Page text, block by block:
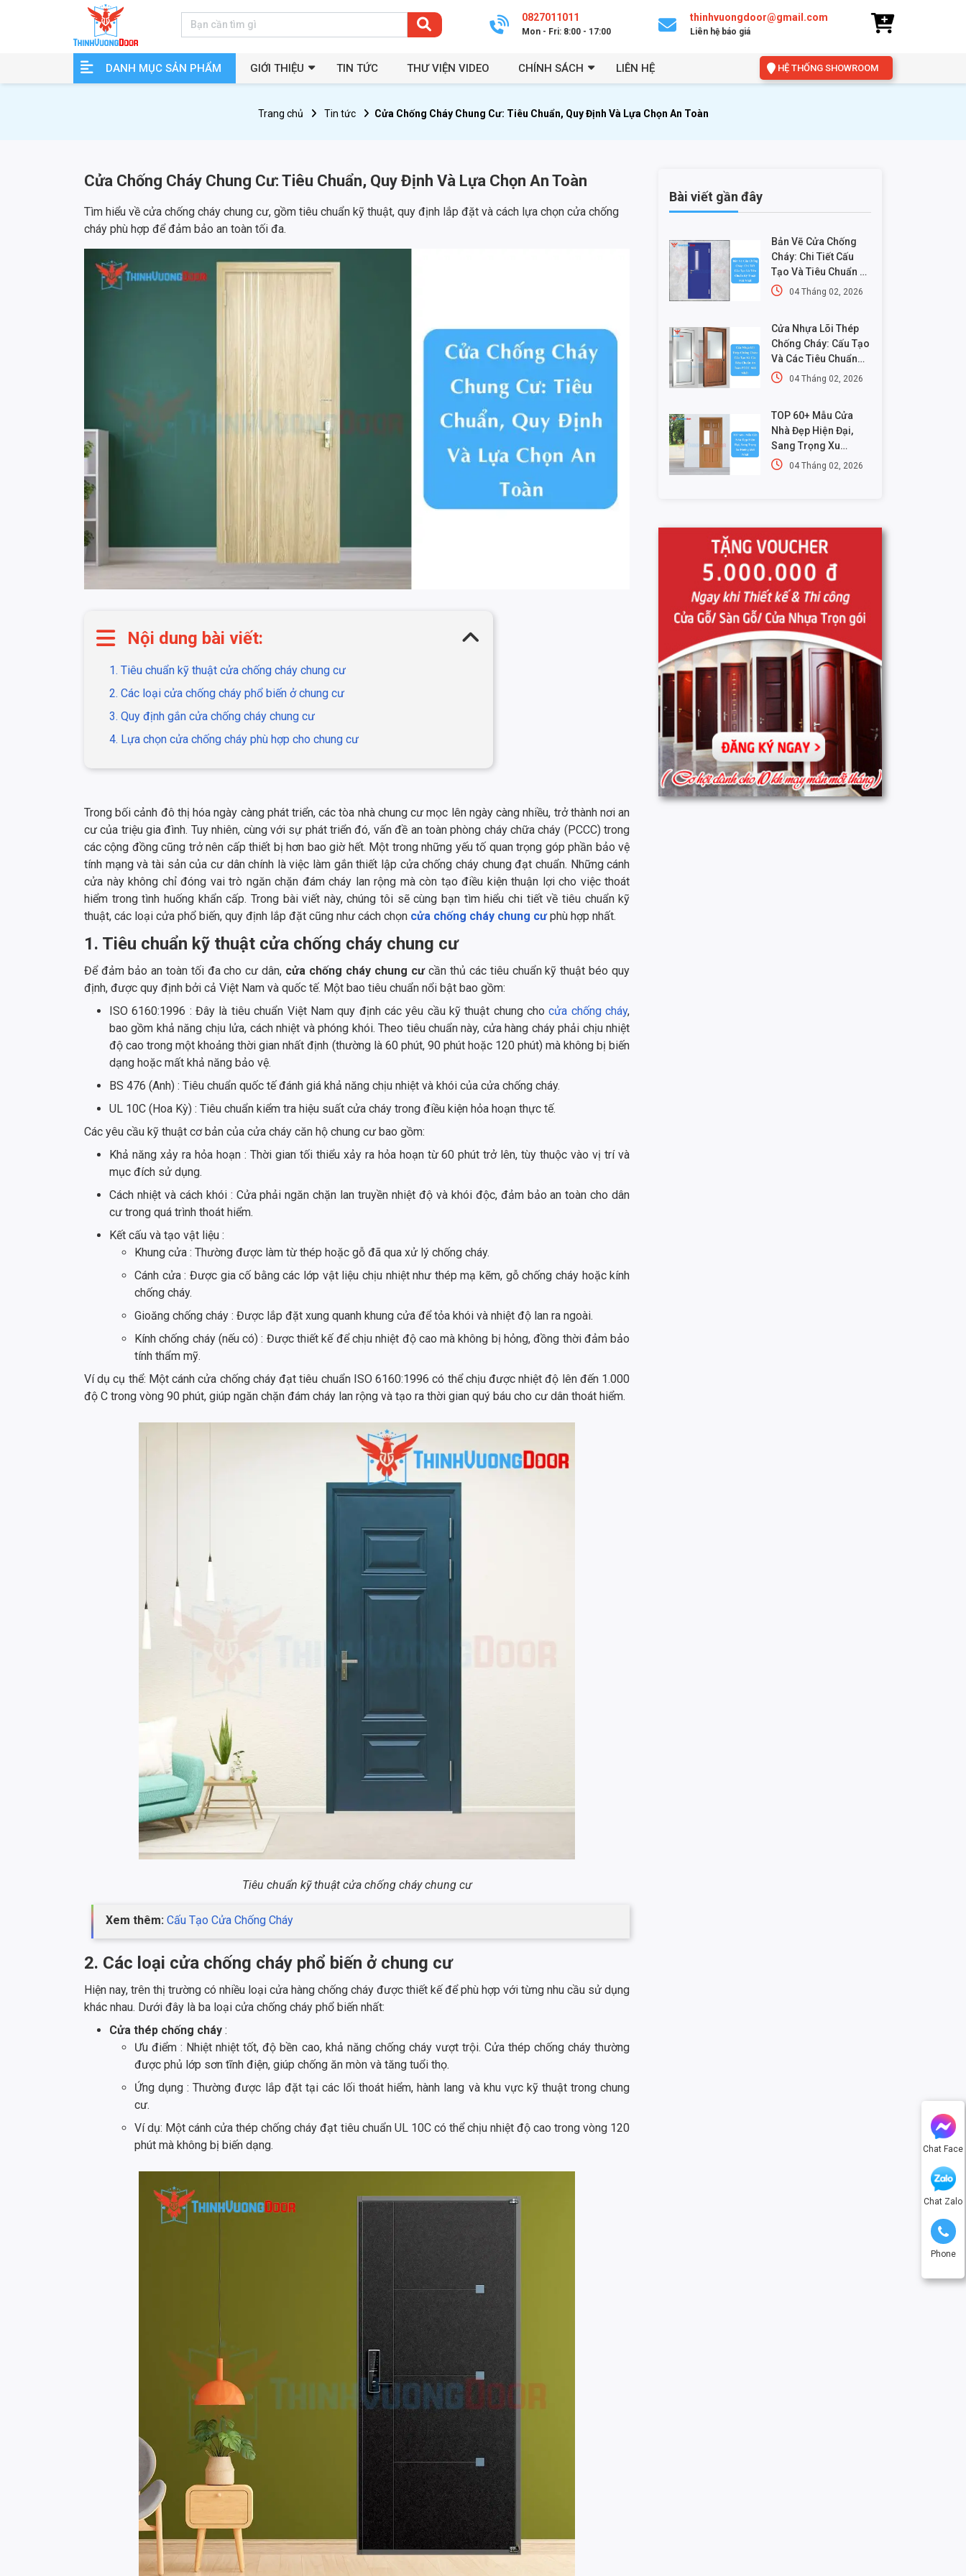
0827011011
Mon - Fri: 8:00 - 17:00
thinhvuongdoor@gmail.com
Liên hệ báo giá
DANH MỤC SẢN PHẨM GIỚI THIỆU TIN TỨC THƯ VIỆN VIDEO CHÍNH SÁCH LIÊN HỆ HỆ THỐNG SHOWROOM
Chat Face
Chat Zalo
Phone
Trang chủ Tin tức Cửa Chống Cháy Chung Cư: Tiêu Chuẩn, Quy Định Và Lựa Chọn An Toàn
Cửa Chống Cháy Chung Cư: Tiêu Chuẩn, Quy Định Và Lựa Chọn An Toàn
Tìm hiểu về cửa chống cháy chung cư, gồm tiêu chuẩn kỹ thuật, quy định lắp đặt và cách lựa chọn cửa chống
cháy phù hợp để đảm bảo an toàn tối đa.
Nội dung bài viết:
1. Tiêu chuẩn kỹ thuật cửa chống cháy chung cư
2. Các loại cửa chống cháy phổ biến ở chung cư
3. Quy định gắn cửa chống cháy chung cư
4. Lựa chọn cửa chống cháy phù hợp cho chung cư
Trong bối cảnh đô thị hóa ngày càng phát triển, các tòa nhà chung cư mọc lên ngày càng nhiều, trở thành nơi an
cư của triệu gia đình. Tuy nhiên, cùng với sự phát triển đó, vấn đề an toàn phòng cháy chữa cháy (PCCC) trong
các cộng đồng cũng trở nên cấp thiết bị hơn bao giờ hết. Một trong những yếu tố quan trọng góp phần bảo vệ
tính mạng và tài sản của cư dân chính là việc làm gắn thiết lập cửa chống cháy chung đạt chuẩn. Những cánh
cửa này không chỉ đóng vai trò ngăn chặn đám cháy lan rộng mà còn tạo điều kiện thuận lợi cho việc thoát
hiểm trong tình huống khẩn cấp. Trong bài viết này, chúng tôi sẽ cùng bạn tìm hiểu chi tiết về tiêu chuẩn kỹ
thuật, các loại cửa phổ biến, quy định lắp đặt cũng như cách chọn cửa chống cháy chung cưphù hợp nhất.
1. Tiêu chuẩn kỹ thuật cửa chống cháy chung cư
Để đảm bảo an toàn tối đa cho cư dân, cửa chống cháy chung cư cần thủ các tiêu chuẩn kỹ thuật béo quy
định, được quy định bởi cả Việt Nam và quốc tế. Một bao tiêu chuẩn nổi bật bao gồm:
ISO 6160:1996 : Đây là tiêu chuẩn Việt Nam quy định các yêu cầu kỹ thuật chung chocửa chống cháy,
bao gồm khả năng chịu lửa, cách nhiệt và phóng khói. Theo tiêu chuẩn này, cửa hàng cháy phải chịu nhiệt
độ cao trong một khoảng thời gian nhất định (thường là 60 phút, 90 phút hoặc 120 phút) mà không bị biến
dạng hoặc mất khả năng bảo vệ.
BS 476 (Anh) : Tiêu chuẩn quốc tế đánh giá khả năng chịu nhiệt và khói của cửa chống cháy.
UL 10C (Hoa Kỳ) : Tiêu chuẩn kiểm tra hiệu suất cửa cháy trong điều kiện hỏa hoạn thực tế.
Các yêu cầu kỹ thuật cơ bản của cửa cháy căn hộ chung cư bao gồm:
Khả năng xảy ra hỏa hoạn : Thời gian tối thiểu xảy ra hỏa hoạn từ 60 phút trở lên, tùy thuộc vào vị trí và
mục đích sử dụng.
Cách nhiệt và cách khói : Cửa phải ngăn chặn lan truyền nhiệt độ và khói độc, đảm bảo an toàn cho dân
cư trong quá trình thoát hiểm.
Kết cấu và tạo vật liệu :
Khung cửa : Thường được làm từ thép hoặc gỗ đã qua xử lý chống cháy.
Cánh cửa : Được gia cố bằng các lớp vật liệu chịu nhiệt như thép mạ kẽm, gỗ chống cháy hoặc kính
chống cháy.
Gioăng chống cháy : Được lắp đặt xung quanh khung cửa để tỏa khói và nhiệt độ lan ra ngoài.
Kính chống cháy (nếu có) : Được thiết kế để chịu nhiệt độ cao mà không bị hỏng, đồng thời đảm bảo
tính thẩm mỹ.
Ví dụ cụ thể: Một cánh cửa chống cháy đạt tiêu chuẩn ISO 6160:1996 có thể chịu được nhiệt độ lên đến 1.000
độ C trong vòng 90 phút, giúp ngăn chặn đám cháy lan rộng và tạo ra thời gian quý báu cho cư dân thoát hiểm.
Tiêu chuẩn kỹ thuật cửa chống cháy chung cư
Xem thêm: Cấu Tạo Cửa Chống Cháy
2. Các loại cửa chống cháy phổ biến ở chung cư
Hiện nay, trên thị trường có nhiều loại cửa hàng chống cháy được thiết kế để phù hợp với từng nhu cầu sử dụng
khác nhau. Dưới đây là ba loại cửa chống cháy phổ biến nhất:
Cửa thép chống cháy :
Ưu điểm : Nhiệt nhiệt tốt, độ bền cao, khả năng chống cháy vượt trội. Cửa thép chống cháy thường
được phủ lớp sơn tĩnh điện, giúp chống ăn mòn và tăng tuổi thọ.
Ứng dụng : Thường được lắp đặt tại các lối thoát hiểm, hành lang và khu vực kỹ thuật trong chung
cư.
Ví dụ: Một cánh cửa thép chống cháy đạt tiêu chuẩn UL 10C có thể chịu nhiệt độ cao trong vòng 120
phút mà không bị biến dạng.
Bài viết gần đây
Bản Vẽ Cửa Chống
Cháy: Chi Tiết Cấu
Tạo Và Tiêu Chuẩn Kỹ
Thuật Mới Nhất
04 Tháng 02, 2026
Cửa Nhựa Lõi Thép
Chống Cháy: Cấu Tạo
Và Các Tiêu Chuẩn
An Toàn PCCC Mới
04 Tháng 02, 2026
TOP 60+ Mẫu Cửa
Nhà Đẹp Hiện Đại,
Sang Trọng Xu
Hướng Mới Nhất
04 Tháng 02, 2026